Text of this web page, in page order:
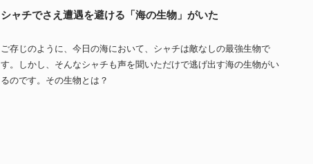
シャチでさえ遭遇を避ける「海の生物」がいた
ご存じのように、今日の海において、シャチは敵なしの最強生物で
す。しかし、そんなシャチも声を聞いただけで逃げ出す海の生物がい
るのです。その生物とは？